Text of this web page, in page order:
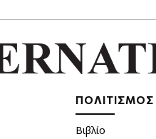
ΠΟΛΙΤΙΣΜΟΣ
Βιβλίο